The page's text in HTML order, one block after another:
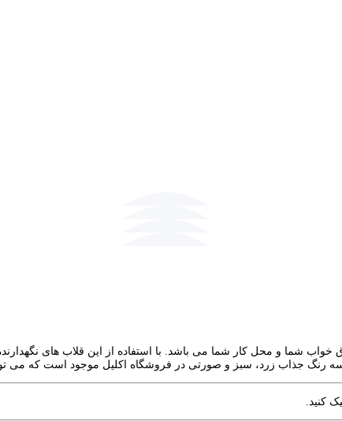
حتی اتاق خواب شما و محل کار شما می باشد. با استفاده از این قلاب های
جذاب زرد، سبز و صورتی در فروشگاه اکلیل موجود است که می
کنید.